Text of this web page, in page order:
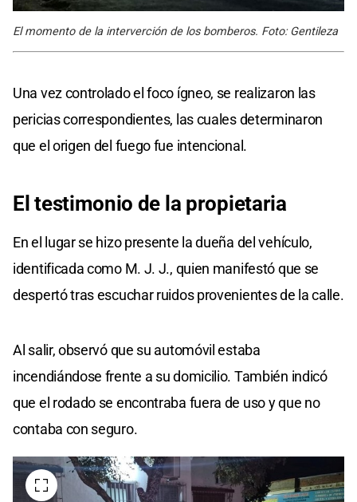
El momento de la interverción de los bomberos. Foto: Gentileza
Una vez controlado el foco ígneo, se realizaron las
pericias correspondientes, las cuales determinaron
que el origen del fuego fue intencional.
El testimonio de la propietaria
En el lugar se hizo presente la dueña del vehículo,
identificada como M. J. J., quien manifestó que se
despertó tras escuchar ruidos provenientes de la calle.
Al salir, observó que su automóvil estaba
incendiándose frente a su domicilio. También indicó
que el rodado se encontraba fuera de uso y que no
contaba con seguro.